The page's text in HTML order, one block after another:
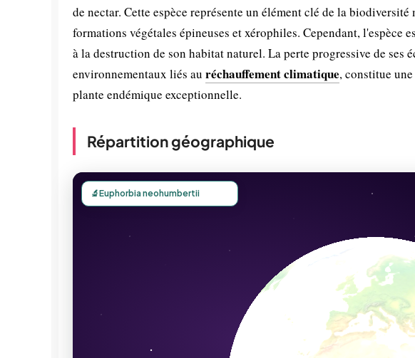
de nectar. Cette espèce représente un élément clé de la
formations végétales épineuses et xérophiles. Cependant, l'espèce
à la destruction de son habitat naturel. La perte progressive de ses
environnementaux liés au réchauffement climatique, constitue
plante endémique exceptionnelle.
Répartition géographique